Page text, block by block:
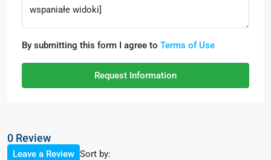
By submitting this form I agree to Terms of Use
Request Information
0 Review
Sort by:
Leave a Review